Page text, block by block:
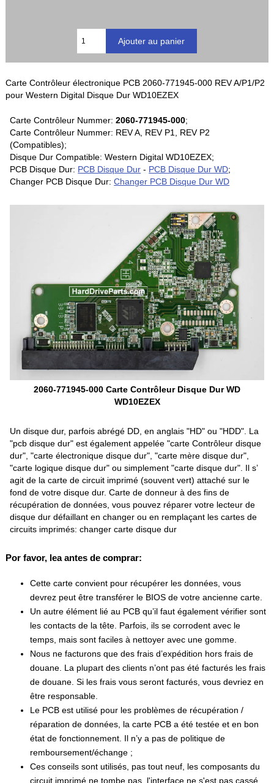
Carte Contrôleur électronique PCB 2060-771945-000 REV A/P1/P2
pour Western Digital Disque Dur WD10EZEX
Carte Contrôleur Nummer:2060-771945-000;
Carte Contrôleur Nummer: REV A, REV P1, REV P2
(Compatibles);
Disque Dur Compatible: Western Digital WD10EZEX;
PCB Disque Dur: PCB Disque Dur - PCB Disque Dur WD;
Changer PCB Disque Dur:Changer PCB Disque Dur WD
2060-771945-000 Carte Contrôleur Disque Dur WD
WD10EZEX
Un disque dur, parfois abrégé DD, en anglais "HD" ou "HDD". La
"pcb disque dur" est également appelée "carte Contrôleur disque
dur", "carte électronique disque dur", "carte mère disque dur",
"carte logique disque dur" ou simplement "carte disque dur". Il s’
agit de la carte de circuit imprimé (souvent vert) attaché sur le
fond de votre disque dur. Carte de donneur à des fins de
récupération de données, vous pouvez réparer votre lecteur de
disque dur défaillant en changer ou en remplaçant les cartes de
circuits imprimés: changer carte disque dur
Por favor, lea antes de comprar:
Cette carte convient pour récupérer les données, vous
devrez peut être transférer le BIOS de votre ancienne carte.
Un autre élément lié au PCB qu’il faut également vérifier sont
les contacts de la tête. Parfois, ils se corrodent avec le
temps, mais sont faciles à nettoyer avec une gomme.
Nous ne facturons que des frais d’expédition hors frais de
douane. La plupart des clients n’ont pas été facturés les frais
de douane. Si les frais vous seront facturés, vous devriez en
être responsable.
Le PCB est utilisé pour les problèmes de récupération /
réparation de données, la carte PCB a été testée et en bon
état de fonctionnement. Il n’y a pas de politique de
remboursement/échange ;
Ces conseils sont utilisés, pas tout neuf, les composants du
circuit imprimé ne tombe pas, l'interface ne s'est pas cassé.